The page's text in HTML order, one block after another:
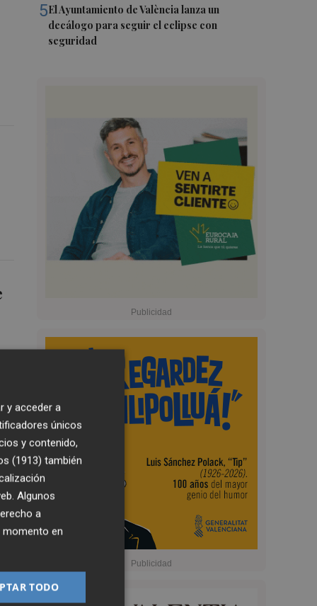
5El Ayuntamiento de València lanza un
decálogo para seguir el eclipse con
seguridad
y acceder a
únicos
y contenido,
(1913) también
Algunos
a
momento en
TODO